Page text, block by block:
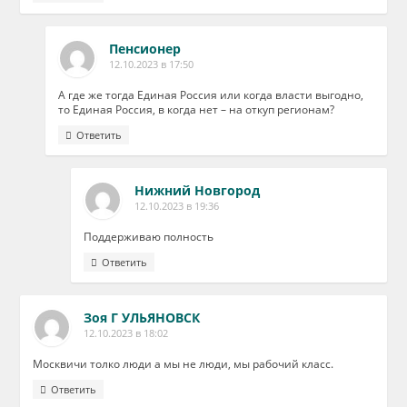
Пенсионер
12.10.2023 в 17:50
А где же тогда Единая Россия или когда власти выгодно,
то Единая Россия, в когда нет – на откуп регионам?
Ответить
Нижний Новгород
12.10.2023 в 19:36
Поддерживаю полность
Ответить
Зоя Г УЛЬЯНОВСК
12.10.2023 в 18:02
Москвичи толко люди а мы не люди, мы рабочий класс.
Ответить